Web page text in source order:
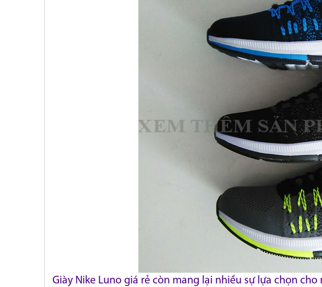
Giày Nike Luno giá rẻ còn mang lại nhiều sự lựa chọn